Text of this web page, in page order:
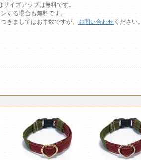
イズアップは無料です。
する場合も無料です。
きましてはお手数ですが、 お問い合わせ ください。